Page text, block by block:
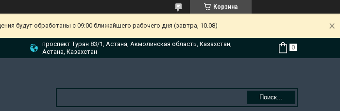
Корзина
будут обработаны с 09:00 ближайшего рабочего дня (завтра, 10.08)
проспект Туран 83/1, Астана, Акмолинская область, Казахстан,
Астана, Казахстан
Поиск...